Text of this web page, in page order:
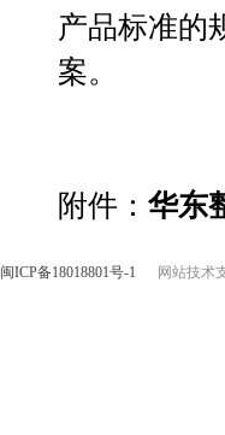
产品标准的
案。
附件： 华东
闽ICP备18018801号-1 网站技术